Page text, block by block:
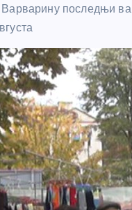
последњи